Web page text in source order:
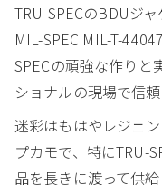
TRU-SPECのBDUジ
MIL-SPEC MIL-T-
SPECの頑強な作りと
ショナルの現場で信頼
迷彩はもはやレジェ
プカモで、特にTRU-
品を長きに渡って供